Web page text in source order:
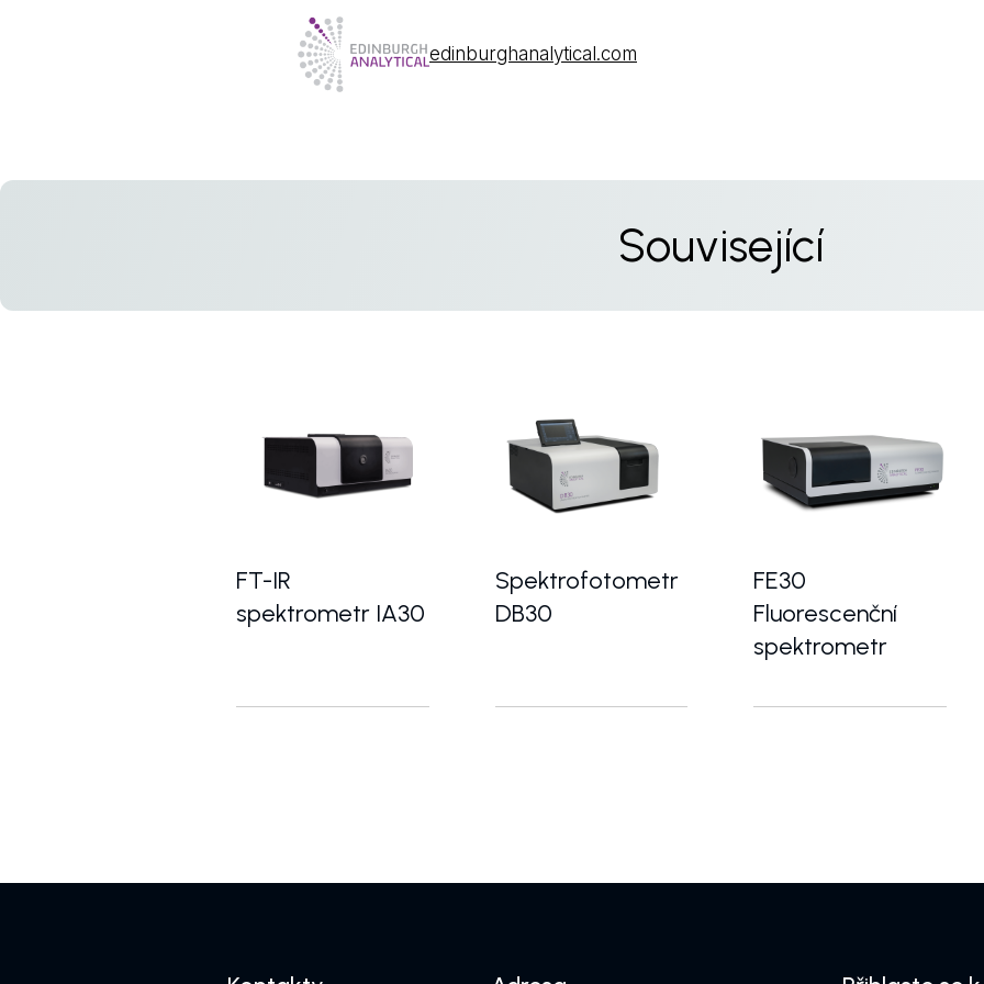
edinburghanalytical.com
Související
FT-IR
spektrometr IA30
Výkonný FT-IR spektrometr pro analytické a výzkumné aplikace
Spektrofotometr
DB30
Dvoupaprskový UV-VIS spektrofotometr pro vysoce
FE30
Fluorescenční
spektrometr